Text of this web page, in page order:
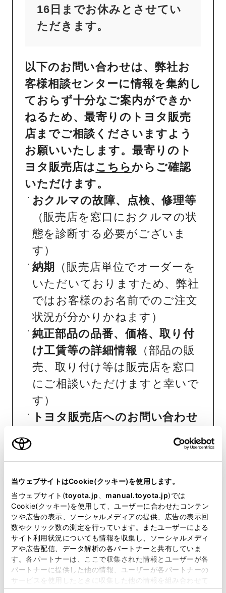
当ウェブサイトはCookie(クッキー)を使用します。
当ウェブサイト(toyota.jp manual.toyota.jp)では
Cookie(クッキー)を使用して、ユーザーに合わせたコンテン
ツや広告の表示、ソーシャルメディアの提供、広告の表示回
数やクリック数の測定を行っています。またユーザーによる
サイト利用状況についても情報を収集し、ソーシャルメディ
アや広告配信、データ解析の各パートナーと共有していま
す。各パートナーは、ここで収集された情報とユーザーが各
パートナーに提供した他の情報、ユーザーが各パートナーの
サービスを使用したときに収集した他の情報を組み合わせて
使用することがあります。当ウェブサイトの使用を続行する
16日までお休みとさせてい
ただきます。
以下のお問い合わせは、弊社お
客様相談センターに情報を集約し
ておらず十分なご案内ができか
ねるため、最寄りのトヨタ販売
店までご相談くださいますよう
お願いいたします。最寄りのト
ヨタ販売店はこちら からご確認
いただけます。
おクルマの故障、点検、修理等
（販売店を窓口におクルマの状
態を診断する必要がございま
す）
納期
（販売店単位でオーダーを
いただいておりますため、弊社
ではお客様のお名前でのご注文
状況が分かりかねます）
純正部品の品番、価格、取り付
け工賃等の詳細情報 （部品の販
売、取り付け等は販売店を窓口
にご相談いただけますと幸いで
す）
トヨタ販売店へのお問い合わせ
おクルマに関するお問い合わせ
は、自動車検査証（車検証）をご
用意いただくとスムーズな対応
が可能です。
リコール等情報はこちら